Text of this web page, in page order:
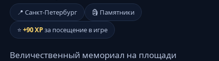
📍 Санкт-Петербург
🗿 Памятники
⭐ +90 XPза посещение в игре
Величественный мемориал на площади